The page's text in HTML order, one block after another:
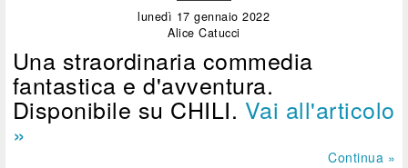
lunedì 17 gennaio 2022
Alice Catucci
Una straordinaria commedia
fantastica e d'avventura.
Disponibile su CHILI. Vai all'articolo
»
Continua »